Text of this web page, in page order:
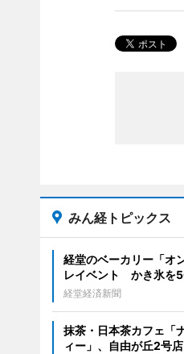
みん経トピックス
経堂のベーカリー「オ
レイベント かき氷を
経堂経済新聞
抹茶・日本茶カフェ「
ィー」、自由が丘2号